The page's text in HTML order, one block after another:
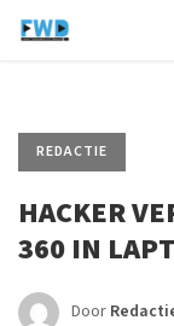
REDACTIE
HACKER
360 IN
Door